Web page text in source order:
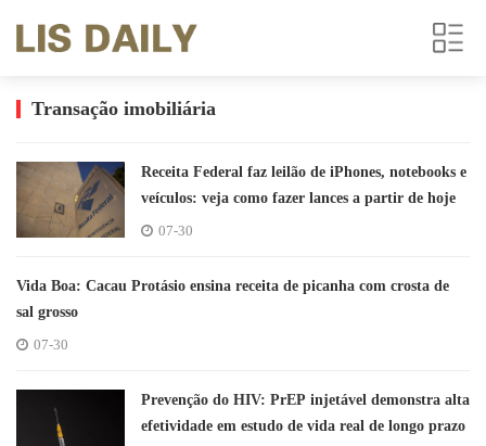
Transação imobiliária
Receita Federal faz leilão de iPhones, notebooks e
veículos: veja como fazer lances a partir de hoje
07-30
Vida Boa: Cacau Protásio ensina receita de picanha com crosta de
sal grosso
07-30
Prevenção do HIV: PrEP injetável demonstra alta
efetividade em estudo de vida real de longo prazo